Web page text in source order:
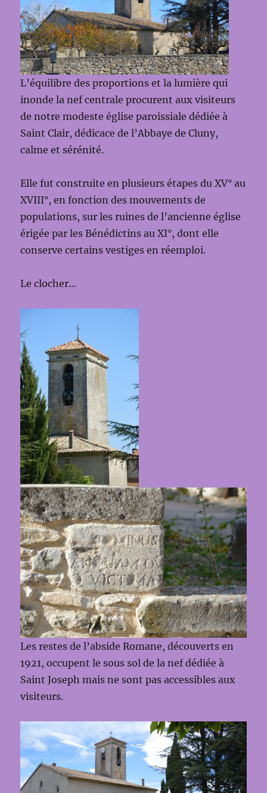
L’équilibre des proportions et la lumière qui
inonde la nef centrale procurent aux visiteurs
de notre modeste église paroissiale dédiée à
Saint Clair, dédicace de l’Abbaye de Cluny,
calme et sérénité.
Elle fut construite en plusieurs étapes du XV° au
XVIII°, en fonction des mouvements de
populations, sur les ruines de l’ancienne église
érigée par les Bénédictins au XI°, dont elle
conserve certains vestiges en réemploi.
Le clocher…
Les restes de l’abside Romane, découverts en
1921, occupent le sous sol de la nef dédiée à
Saint Joseph mais ne sont pas accessibles aux
visiteurs.